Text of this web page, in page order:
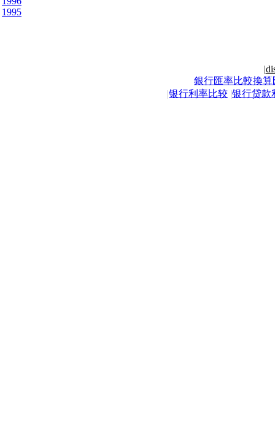
1995
|
銀行匯率比較換算
|银行利率比较 |银行贷款